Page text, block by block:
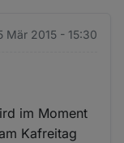
Mär 2015 - 15:30
im Moment
Kafreitag